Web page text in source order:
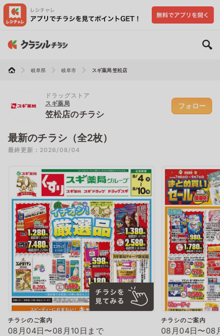
岐阜県 岐阜市 スギ薬局 笠松店
ドラッグストア
スギ薬局
笠松店のチラシ
フォロー
最新のチラシ（全2枚）
最終更新：2026/08/04
チラシのご案内
08月04日〜08月10日まで
チラシのご案内
08月04日〜08